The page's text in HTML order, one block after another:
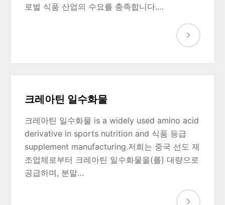
로벌 식품 산업의 수요를 충족합니다.…
크레아틴 일수화물
크레아틴 일수화물 is a widely used amino acid
derivative in sports nutrition and 식품 등급
supplement manufacturing.저희는 중국 선도 제
조업체로부터 크레아틴 일수화물을(를) 대량으로
공급하며, 분말…